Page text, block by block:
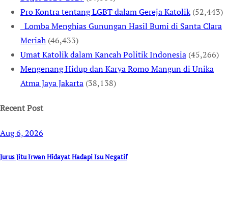
Pro Kontra tentang LGBT dalam Gereja Katolik (52,443)
Lomba Menghias Gunungan Hasil Bumi di Santa Clara
Meriah (46,433)
Umat Katolik dalam Kancah Politik Indonesia (45,266)
Mengenang Hidup dan Karya Romo Mangun di Unika
Atma Jaya Jakarta (38,138)
Recent Post
Aug 6, 2026
Jurus Jitu Irwan Hidayat Hadapi Isu Negatif